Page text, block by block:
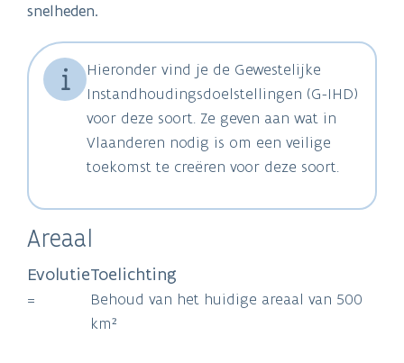
snelheden.
Hieronder vind je de Gewestelijke
Instandhoudingsdoelstellingen (G-IHD)
voor deze soort. Ze geven aan wat in
Vlaanderen nodig is om een veilige
toekomst te creëren voor deze soort.
Areaal
Evolutie
=
Toelichting
Behoud van het huidige areaal van 500
km²